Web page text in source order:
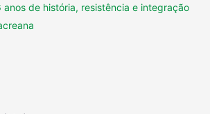
anos de história, resistência e integração